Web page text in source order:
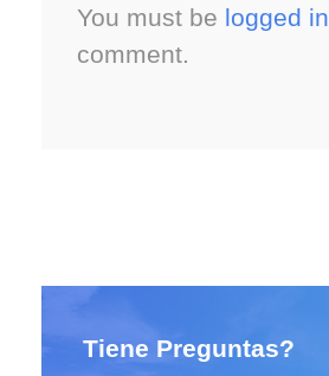
You must be logged in
comment.
Tiene Preguntas?